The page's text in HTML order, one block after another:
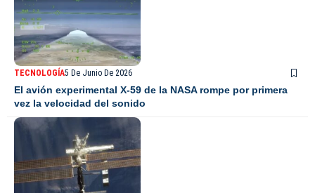
TECNOLOGÍA5 De Junio De 2026
El avión experimental X-59 de la NASA rompe por primera
vez la velocidad del sonido